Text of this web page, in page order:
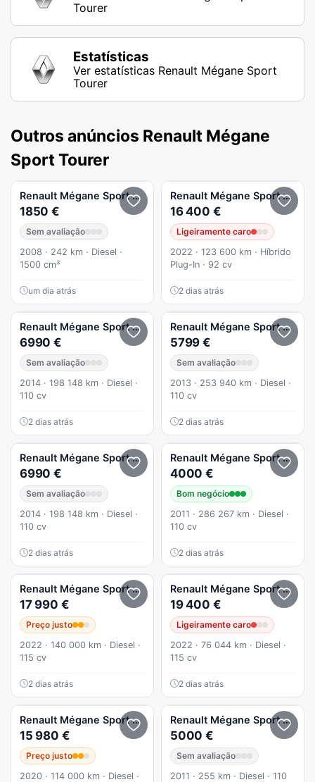
Tourer
Estatísticas
Ver estatísticas Renault Mégane Sport
Tourer
Outros anúncios Renault Mégane
Sport Tourer
Renault Mégane Sport Tourer
1850 €
Sem avaliação
2008 · 242 km · Diesel ·
1500 cm³
um dia atrás
Renault Mégane Sport Tourer
16 400 €
Ligeiramente caro
2022 · 123 600 km · Híbrido
Plug-In · 92 cv
2 dias atrás
Renault Mégane Sport Tourer 1.5 dCi Intens
6990 €
Sem avaliação
2014 · 198 148 km · Diesel ·
110 cv
2 dias atrás
Renault Mégane Sport Tourer
5799 €
Sem avaliação
2013 · 253 940 km · Diesel ·
110 cv
2 dias atrás
Renault Mégane Sport Tourer 1.5 dCi Intens
6990 €
Sem avaliação
2014 · 198 148 km · Diesel ·
110 cv
2 dias atrás
Renault Mégane Sport Tourer
4000 €
Bom negócio
2011 · 286 267 km · Diesel ·
110 cv
2 dias atrás
Renault Mégane Sport Tourer 1.5 Blue dCi R.S. Line
17 990 €
Preço justo
2022 · 140 000 km · Diesel ·
115 cv
2 dias atrás
Renault Mégane Sport Tourer
19 400 €
Ligeiramente caro
2022 · 76 044 km · Diesel ·
115 cv
2 dias atrás
Renault Mégane Sport Tourer 1.5 Blue dCi Limited
15 980 €
Preço justo
2020 · 114 000 km · Diesel ·
Renault Mégane Sport Tourer
5000 €
Sem avaliação
2011 · 255 km · Diesel · 110